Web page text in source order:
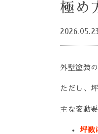
極め
2026.05.23
外壁塗装
ただし、
主な変動
坪数